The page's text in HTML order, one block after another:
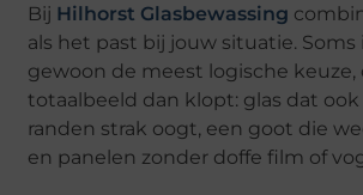
Bij Hilhorst Glasbewassing
als het past bij jouw situatie. Soms
gewoon de meest logische
totaalbeeld dan klopt: glas dat ook
randen strak oogt, een goot die
en panelen zonder doffe film of